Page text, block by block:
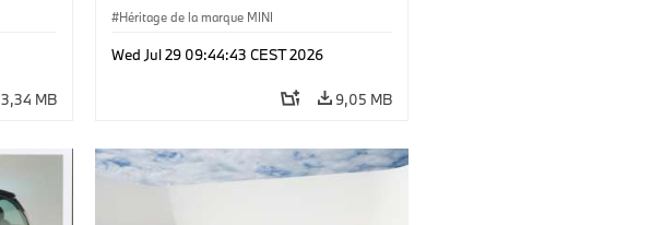
3,34 MB
Héritage de la marque MINI
Wed Jul 29 09:44:43 CEST 2026
9,05 MB